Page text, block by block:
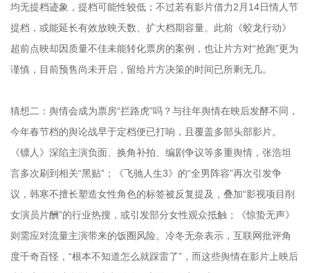
均无提档迹象，提档可能性较低；不过若有影片借力2月14日情人节
提档，或能延长有效放映天数、扩大档期容量。此前《蛟龙行动》
超前点映却因质量不佳未能转化票房的案例，也让片方对“抢跑”更为
谨慎，目前预售尚未开启，留给片方决策的时间已所剩无几。
猜想二：舆情会成为票房“拦路虎”吗？与往年舆情在映后发酵不同，
今年春节档的舆论战早于定档便已打响，且覆盖多部头部影片。
《镖人》深陷主演负面、换角补拍、编剧争议等多重舆情，张浩坦
言多次刷到相关“黑贴”；《飞驰人生3》的“全男阵容”再次引发争
议，韩寒不擅长塑造女性角色的标签被反复提及，叠加“影视项目削
女演员片酬”的行业热搜，或引发部分女性观众抵触；《惊蛰无声》
则需应对流量主演带来的饭圈风险。冷冬无奈表示，互联网批评角
度千奇百怪，“根本不知道怎么就踩雷了”，而这些舆情在影片上映后